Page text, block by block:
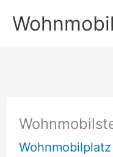
Inhalt
springen